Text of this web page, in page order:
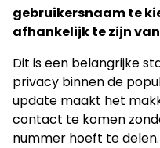
gebruikersnaam te
afhankelijk te zijn
Dit is een belangrijke
privacy binnen de
update maakt het
contact te komen
nummer hoeft te delen.